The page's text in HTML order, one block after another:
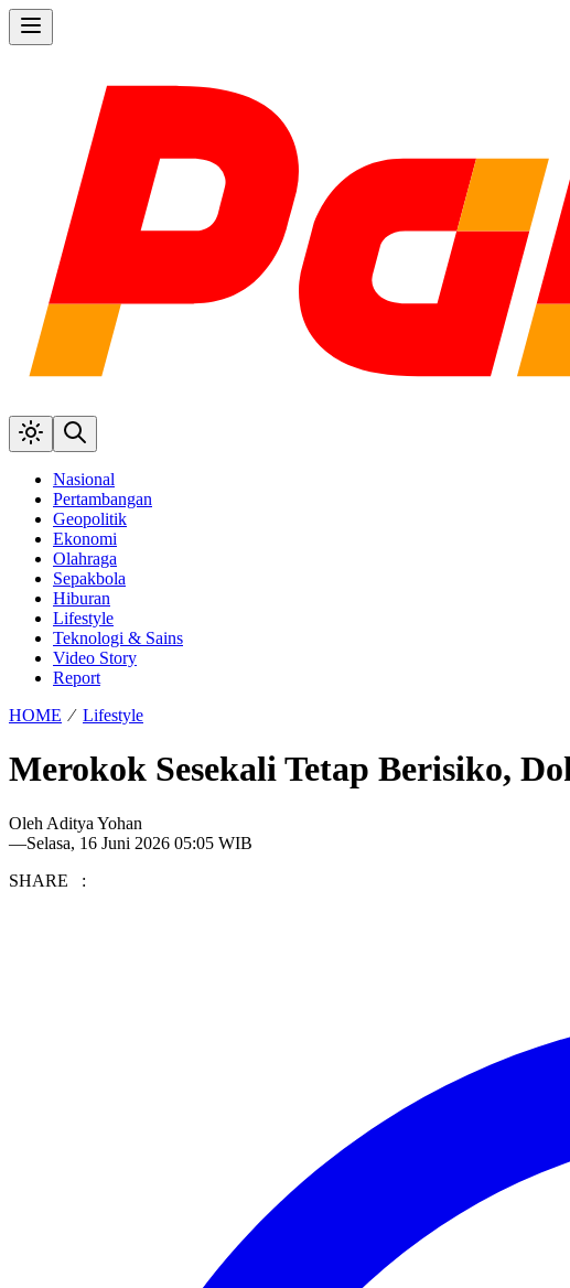
Nasional
Pertambangan
Geopolitik
Ekonomi
Olahraga
Sepakbola
Hiburan
Lifestyle
Teknologi & Sains
Video Story
Report
HOME ⁄ Lifestyle
Merokok Sesekali Tetap Berisiko,
Oleh Aditya Yohan
—Selasa, 16 Juni 2026 05:05 WIB
SHARE :